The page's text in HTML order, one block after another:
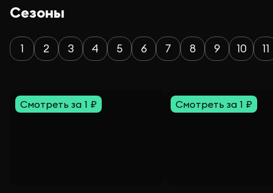
Сезоны
1 2 3 4 5 6 7 8 9 10 11
Смотреть за 1 ₽ Смотреть за 1 ₽